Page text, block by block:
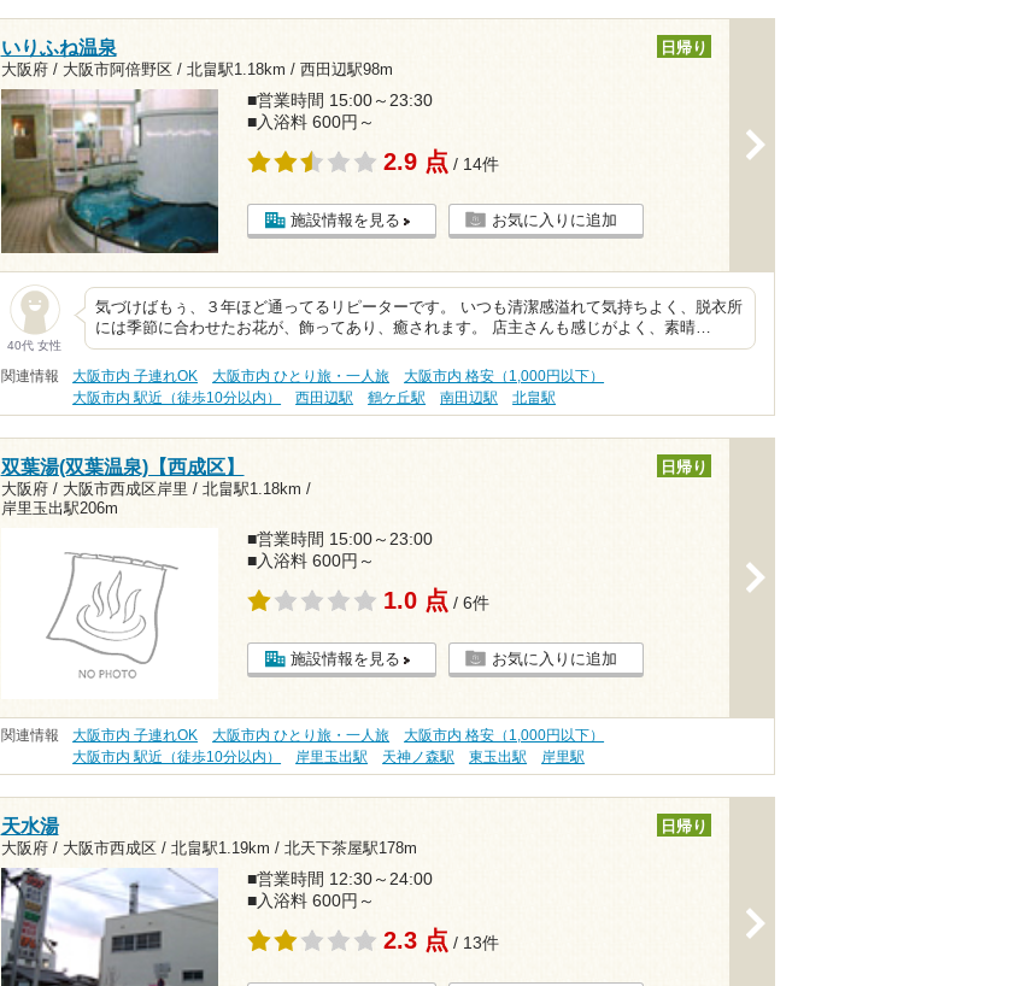
いりふね温泉
大阪府 / 大阪市阿倍野区 / 北畠駅1.18km / 西田辺駅98m
日帰り
■営業時間 15:00～23:30
■入浴料 600円～
2.9 点 / 14件
施設情報を見る お気に入りに追加
40代 女性
気づけばもぅ、３年ほど通ってるリピーターです。 いつも清潔感溢れて気持ちよく、脱衣所
には季節に合わせたお花が、飾ってあり、癒されます。 店主さんも感じがよく、素晴…
関連情報 大阪市内 子連れOK 大阪市内 ひとり旅・一人旅
大阪市内 格安（1,000円以下）
大阪市内 駅近（徒歩10分以内）
西田辺駅 鶴ケ丘駅 南田辺駅 北畠駅
双葉湯(双葉温泉)【西成区】
大阪府 / 大阪市西成区岸里 / 北畠駅1.18km /
岸里玉出駅206m
日帰り
■営業時間 15:00～23:00
■入浴料 600円～
1.0 点 / 6件
施設情報を見る お気に入りに追加
関連情報 大阪市内 子連れOK 大阪市内 ひとり旅・一人旅
大阪市内 格安（1,000円以下）
大阪市内 駅近（徒歩10分以内）
岸里玉出駅 天神ノ森駅 東玉出駅 岸里駅
天水湯
大阪府 / 大阪市西成区 / 北畠駅1.19km / 北天下茶屋駅178m
日帰り
■営業時間 12:30～24:00
■入浴料 600円～
2.3 点 / 13件